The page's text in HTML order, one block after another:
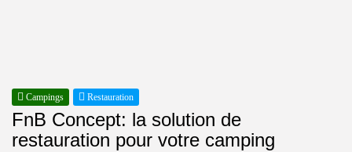
Campings Restauration
FnB Concept: la solution de
restauration pour votre camping